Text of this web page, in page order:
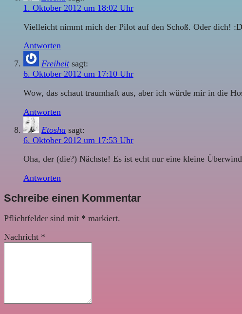
1. Oktober 2012 um 18:02 Uhr
Vielleicht nimmt mich der Pilot auf den Schoß. Oder dich! :D
Antworten
Freiheit sagt:
6. Oktober 2012 um 17:10 Uhr
Wow, das schaut traumhaft aus, aber ich würde mir in die
Antworten
Etosha sagt:
6. Oktober 2012 um 17:53 Uhr
Oha, der (die?) Nächste! Es ist echt nur eine kleine
Antworten
Schreibe einen Kommentar
Pflichtfelder sind mit * markiert.
Nachricht *